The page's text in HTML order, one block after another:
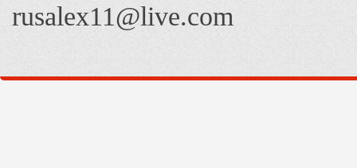
rusalex11@live.com